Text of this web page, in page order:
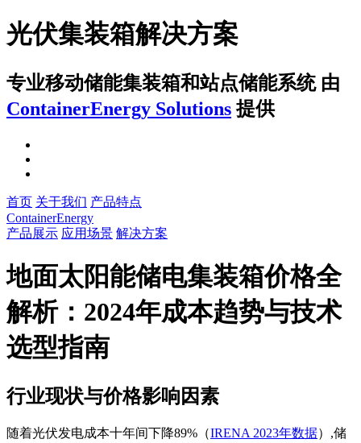
光伏集装箱解决方案
专业移动储能集装箱和站点储能系统 由
ContainerEnergy Solutions 提供
首页 关于我们 产品特点
ContainerEnergy
产品展示 应用场景 解决方案
地面太阳能储电集装箱价格全
解析：2024年成本趋势与技术
选型指南
行业现状与价格影响因素
随着光伏发电成本十年间下降89%（IRENA 2023年数据）,储